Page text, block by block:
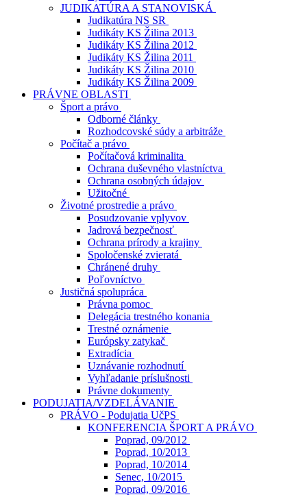
JUDIKATÚRA A STANOVISKÁ
Judikatúra NS SR
Judikáty KS Žilina 2013
Judikáty KS Žilina 2012
Judikáty KS Žilina 2011
Judikáty KS Žilina 2010
Judikáty KS Žilina 2009
PRÁVNE OBLASTI
Šport a právo
Odborné články
Rozhodcovské súdy a arbitráže
Počítač a právo
Počítačová kriminalita
Ochrana duševného vlastníctva
Ochrana osobných údajov
Užitočné
Životné prostredie a právo
Posudzovanie vplyvov
Jadrová bezpečnosť
Ochrana prírody a krajiny
Spoločenské zvieratá
Chránené druhy
Poľovníctvo
Justičná spolupráca
Právna pomoc
Delegácia trestného konania
Trestné oznámenie
Európsky zatykač
Extradícia
Uznávanie rozhodnutí
Vyhľadanie príslušnosti
Právne dokumenty
PODUJATIA/VZDELÁVANIE
PRÁVO - Podujatia UčPS
KONFERENCIA ŠPORT A PRÁVO
Poprad, 09/2012
Poprad, 10/2013
Poprad, 10/2014
Senec, 10/2015
Poprad, 09/2016